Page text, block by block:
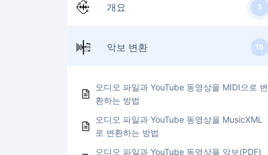
개요 3
악보 변환 15
오디오 파일과 YouTube 동영상을 MIDI으로 변
환하는 방법
오디오 파일과 YouTube 동영상을 MusicXML
로 변환하는 방법
오디오 파일과 YouTube 동영상을 악보(PDF)